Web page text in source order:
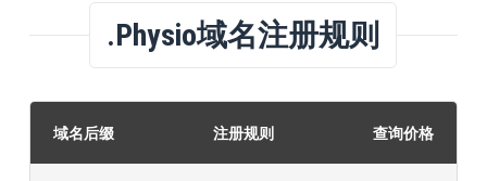
.physio域名注册规则
域名后缀 注册规则 查询价格